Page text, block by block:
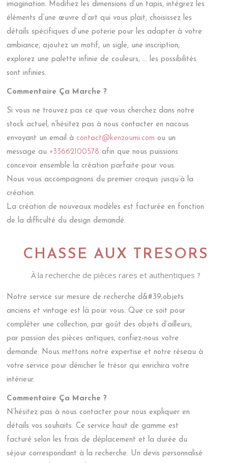
imagination. Modifiez les dimensions d’un tapis, intégrez les
éléments d’une œuvre d’art qui vous plait, choisissez les
détails spécifiques d’une poterie pour les adapter à votre
ambiance, ajoutez un motif, un sigle, une inscription,
explorez une palette infinie de couleurs, … les possibilités
sont infinies.
Commentaire Ça Marche ?
Si vous ne trouvez pas ce que vous cherchez dans notre
stock actuel, n’hésitez pas à nous contacter en nacous
envoyant un email à contact@kenzoumi.com ou un
message au +33662100578 afin que nous puissions
concevoir ensemble la création parfaite pour vous.
Nous vous accompagnons du premier croquis jusqu’à la
création.
La création de nouveaux modèles est facturée en fonction
de la difficulté du design demandé.
CHASSE AUX TRESORS
À la recherche de pièces rares et authentiques ?
Notre service sur mesure de recherche d&#39;objets
anciens et vintage est là pour vous. Que ce soit pour
compléter une collection, par goût des objets d’ailleurs,
par passion des pièces antiques, confiez-nous votre
demande. Nous mettons notre expertise et notre réseau à
votre service pour dénicher le trésor qui enrichira votre
intérieur.
Commentaire Ça Marche ?
N’hésitez pas à nous contacter pour nous expliquer en
détails vos souhaits. Ce service haut de gamme est
facturé selon les frais de déplacement et la durée du
séjour correspondant à la recherche. Un devis personnalisé